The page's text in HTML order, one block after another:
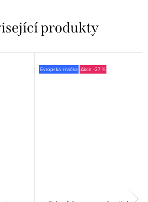
produkty
Evropská značka -27 %